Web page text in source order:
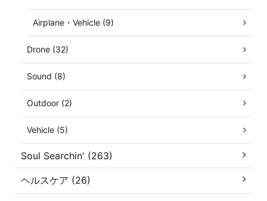
Airplane・Vehicle (9)
Drone (32)
Sound (8)
Outdoor (2)
Vehicle (5)
Soul Searchin' (263)
ヘルスケア (26)